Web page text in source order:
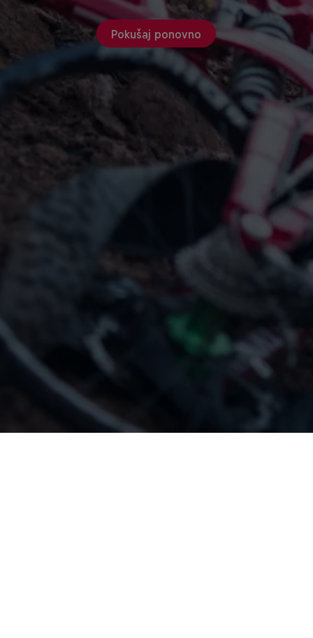
Pokušaj ponovno